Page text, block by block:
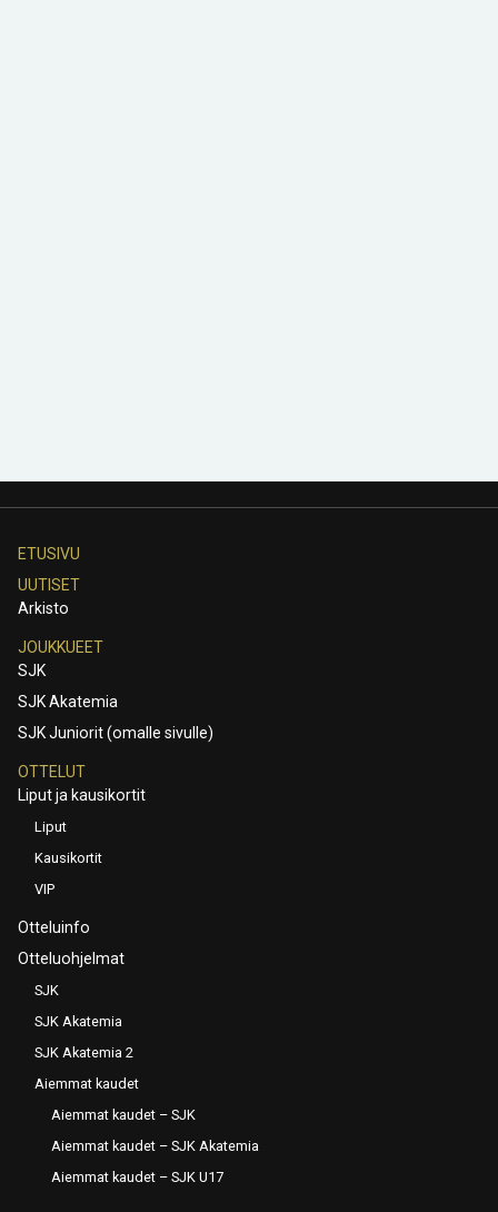
ETUSIVU
UUTISET
Arkisto
JOUKKUEET
SJK
SJK Akatemia
SJK Juniorit (omalle sivulle)
OTTELUT
Liput ja kausikortit
Liput
Kausikortit
VIP
Otteluinfo
Otteluohjelmat
SJK
SJK Akatemia
SJK Akatemia 2
Aiemmat kaudet
Aiemmat kaudet – SJK
Aiemmat kaudet – SJK Akatemia
Aiemmat kaudet – SJK U17